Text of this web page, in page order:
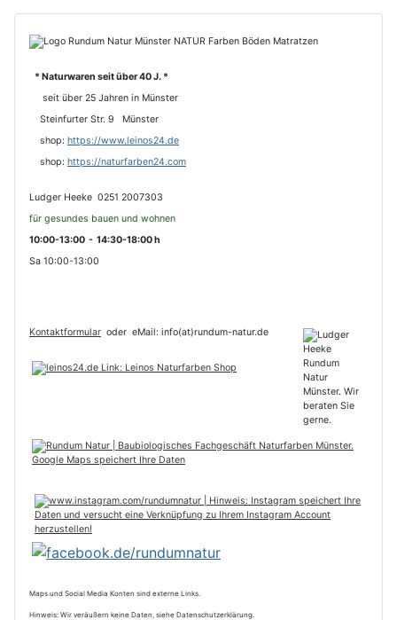
* Naturwaren seit über 40 J. *
seit über 25 Jahren in Münster
Steinfurter Str. 9 Münster
shop: https://www.leinos24.de
shop: https://naturfarben24.com
Ludger Heeke 0251 2007303
für gesundes bauen und wohnen
10:00-13:00 - 14:30-18:00 h
Sa 10:00-13:00
Kontaktformular oder eMail: info(at)rundum-natur.de
Maps und Social Media Konten sind externe Links.
Hinweis: Wir veräußern keine Daten, siehe Datenschutzerklärung.